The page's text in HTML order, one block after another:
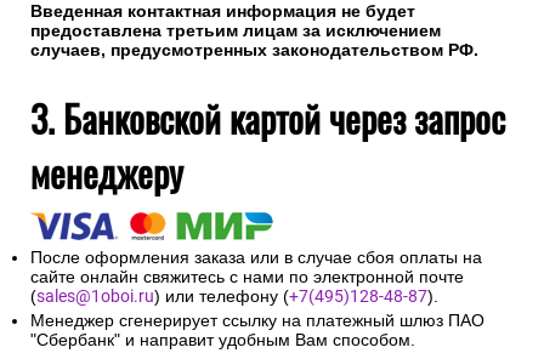
Введенная контактная информация не будет
предоставлена третьим лицам за исключением
случаев, предусмотренных законодательством РФ.
3. Банковской картой через запрос
менеджеру
После оформления заказа или в случае сбоя оплаты на
сайте онлайн свяжитесь с нами по электронной почте
(sales@1oboi.ru) или телефону (+7(495)128-48-87).
Менеджер сгенерирует ссылку на платежный шлюз ПАО
"Сбербанк" и направит удобным Вам способом.